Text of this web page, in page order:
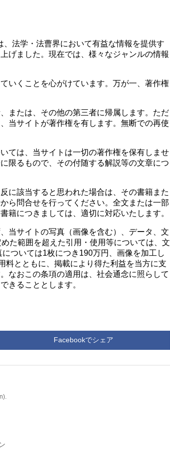
法学・法曹界において有益な情報を提供す
げました。現在では、様々なジャンルの情報
いくことを心がけています。万が一、著作権
または、その他の第三者に帰属します。ただ
当サイトが著作権を有します。無断での再使
ては、当サイトは一切の著作権を保有しませ
限るもので、その付随する解説等の文章につ
に該当すると思われた場合は、その書籍また
ら問合せを行ってください。全文または一部
籍につきましては、適切に対応いたします。
当サイトの写真（画像を含む）、データ、文
た範囲を超えた引用・使用等については、文
ついては1枚につき190万円、画像を加工し
料とともに、掲載により得た利益を当方に支
なおこの条項の適用は、社会通念に照らして
きることとします。
Facebookでシェア